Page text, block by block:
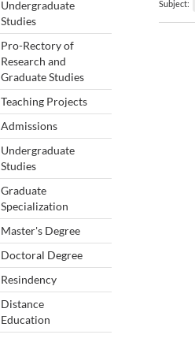
Undergraduate
Studies
Pro-Rectory of
Research and
Graduate Studies
Teaching Projects
Admissions
Undergraduate
Studies
Graduate
Specialization
Master's Degree
Doctoral Degree
Resindency
Distance
Education
Subject: